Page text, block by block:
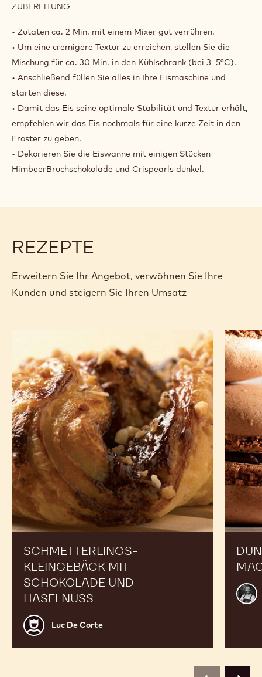
ZUBEREITUNG
THOME
PASSIONSFRUCHT
• Zutaten ca. 2 Min. mit einem Mixer gut verrühren.
• Um eine cremigere Textur zu erreichen, stellen Sie die
Mischung für ca. 30 Min. in den Kühlschrank (bei 3–5°C).
• Anschließend füllen Sie alles in Ihre Eismaschine und
starten diese.
• Damit das Eis seine optimale Stabilität und Textur erhält,
empfehlen wir das Eis nochmals für eine kurze Zeit in den
Froster zu geben.
• Dekorieren Sie die Eiswanne mit einigen Stücken
HimbeerBruchschokolade und Crispearls dunkel.
REZEPTE
Erweitern Sie Ihr Angebot, verwöhnen Sie Ihre
Kunden und steigern Sie Ihren Umsatz
SCHMETTERLINGS-
KLEINGEBÄCK MIT
SCHOKOLADE UND
HASELNUSS
Luc
De
Corte
Luc De Corte
Kleingebäck
mit
Schokolade
und
Haselnuss
dunkle-